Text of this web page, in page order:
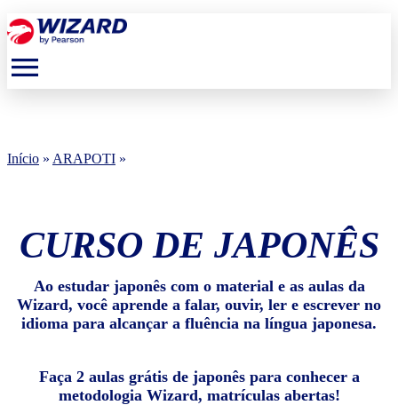
menu
Início » ARAPOTI »
CURSO DE JAPONÊS
Ao estudar japonês com o material e as aulas da
Wizard, você aprende a falar, ouvir, ler e escrever no
idioma para alcançar a fluência na língua japonesa.
Faça 2 aulas grátis de japonês para conhecer a
metodologia Wizard, matrículas abertas!